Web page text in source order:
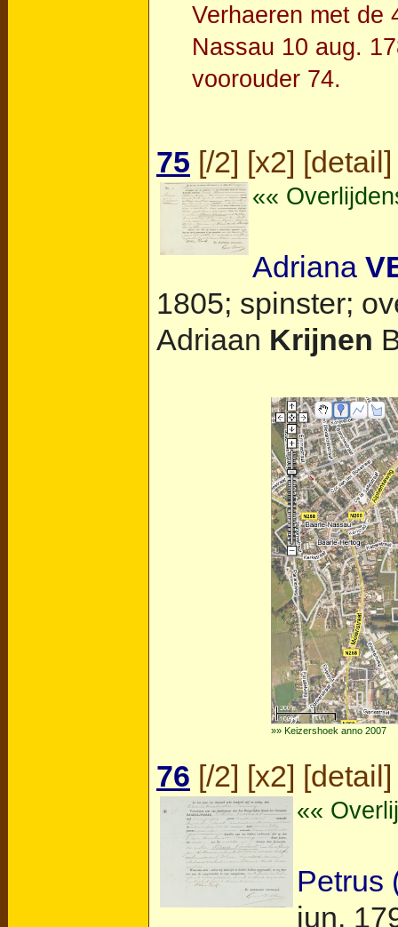
Verhaeren met de
Nassau 10 aug.
voorouder 74.
75 [/2] [x2] [detail]
««
Adriana
1805; spinster;
Adriaan Krijnen
»» Keizershoek anno 2007
76 [/2] [x2] [detail]
««
Petrus
jun.